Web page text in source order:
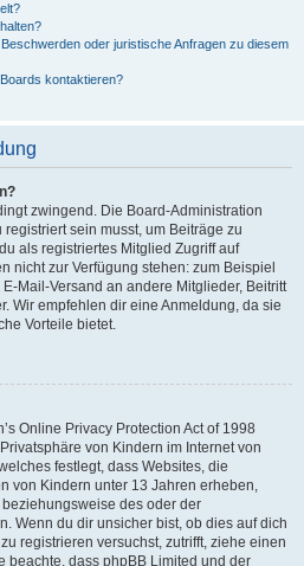
oder juristische Anfragen zu diesem
kontaktieren?
zwingend. Die Board-Administration
sein musst, um Beiträge zu
als registriertes Mitglied Zugriff auf
nicht zur Verfügung stehen: zum Beispiel
Mail-Versand an andere Mitglieder, Beitritt
Wir empfehlen dir eine Anmeldung, da sie
Vorteile bietet.
Online Privacy Protection Act of 1998
von Kindern im Internet von
festlegt, dass Websites, die
von Kindern unter 13 Jahren erheben,
des oder der
Wenn du dir unsicher bist, ob dies auf dich
registrieren versuchst, zutrifft, ziehe einen
beachte, dass phpBB Limited und der